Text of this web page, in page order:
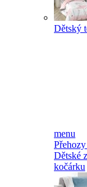
Dětský
menu
Dětské
kočárku